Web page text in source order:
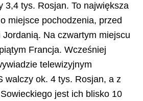
3,4 tys. Rosjan. To największa
miejsce pochodzenia, przed
Na czwartym miejscu
Francja. Wcześniej
telewizyjnym
walczy ok. 4 tys. Rosjan, a z
jest ich blisko 10